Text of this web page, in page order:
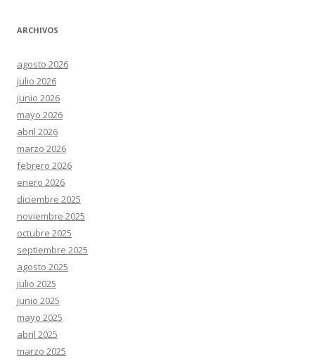
ARCHIVOS
agosto 2026
julio 2026
junio 2026
mayo 2026
abril 2026
marzo 2026
febrero 2026
enero 2026
diciembre 2025
noviembre 2025
octubre 2025
septiembre 2025
agosto 2025
julio 2025
junio 2025
mayo 2025
abril 2025
marzo 2025